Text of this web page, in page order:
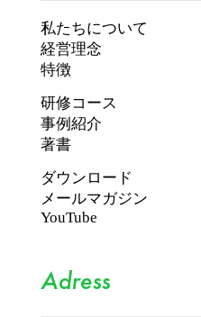
私たちについて
経営理念
特徴
研修コース
事例紹介
著書
ダウンロード
メールマガジン
YouTube
Adress